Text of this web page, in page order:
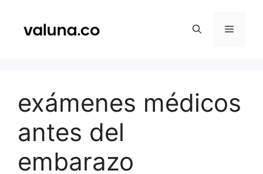
contenido
Menú
exámenes médicos
antes del
embarazo